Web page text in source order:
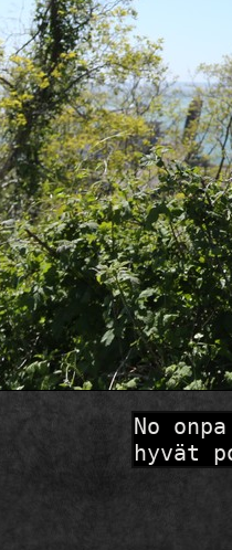
No
hyvät